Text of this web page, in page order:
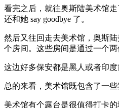
看完之后，就往奥斯陆美术馆
还和她 say goodbye 了。
然后又往回走去美术馆，奥斯
个房间。这些房间是通过一个
这边好多保安都是黑人或者印
总的来看，美术馆既包含了一
美术馆有个露台是很值得打卡